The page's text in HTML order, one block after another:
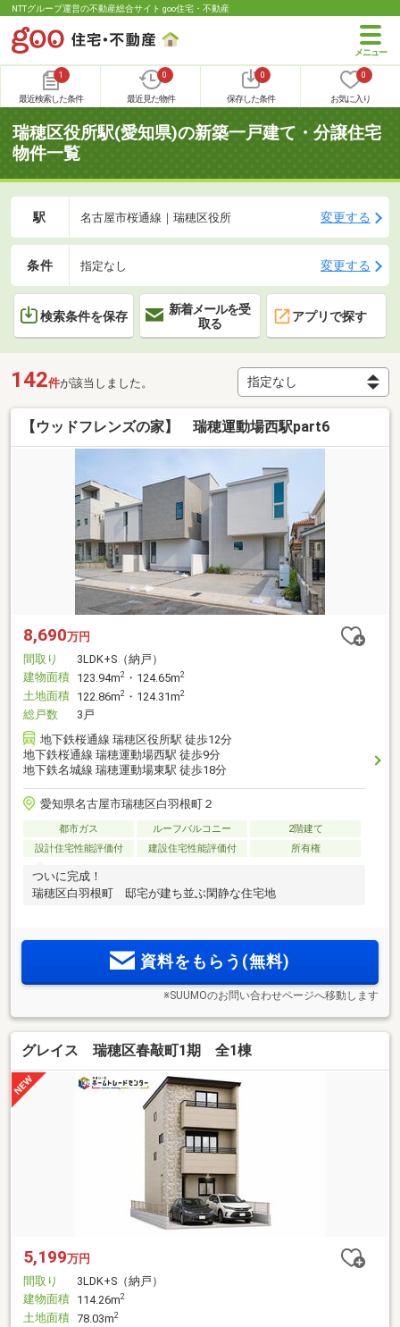
NTTグループ運営の不動産総合サイト goo住宅・不動産
1
最近検索した条件
0
最近見た物件
0
保存した条件
0
お気に入り
瑞穂区役所駅(愛知県)の新築一戸建て・分譲住宅
物件一覧
駅 名古屋市桜通線｜瑞穂区役所 変更する
条件 指定なし 変更する
検索条件を保存
新着メールを受
取る
アプリで探す
142件が該当しました。
【ウッドフレンズの家】 瑞穂運動場西駅part6
8,690万円
間取り
3LDK+S（納戸）
建物面積 123.94m2 ・124.65m2
土地面積 122.86m2 ・124.31m2
総戸数
3戸
地下鉄桜通線 瑞穂区役所駅 徒歩12分
地下鉄桜通線 瑞穂運動場西駅 徒歩9分
地下鉄名城線 瑞穂運動場東駅 徒歩18分
愛知県名古屋市瑞穂区白羽根町２
都市ガス ルーフバルコニー
2階建て
設計住宅性能評価付
建設住宅性能評価付 所有権
ついに完成！
瑞穂区白羽根町 邸宅が建ち並ぶ閑静な住宅地
資料をもらう(無料)
※SUUMOのお問い合わせページへ移動します
グレイス 瑞穂区春敲町1期 全1棟
5,199万円
間取り
3LDK+S（納戸）
建物面積 114.26m2
土地面積 78.03m2